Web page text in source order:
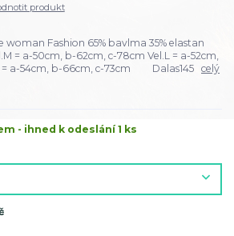
produkt
Fashion 65% bavlma 35% elastan
a-50cm, b-62cm, c-78cm Vel.L = a-52cm,
= a-54cm, b-66cm, c-73cm Dalas145 celý
- ihned k odeslání 1 ks